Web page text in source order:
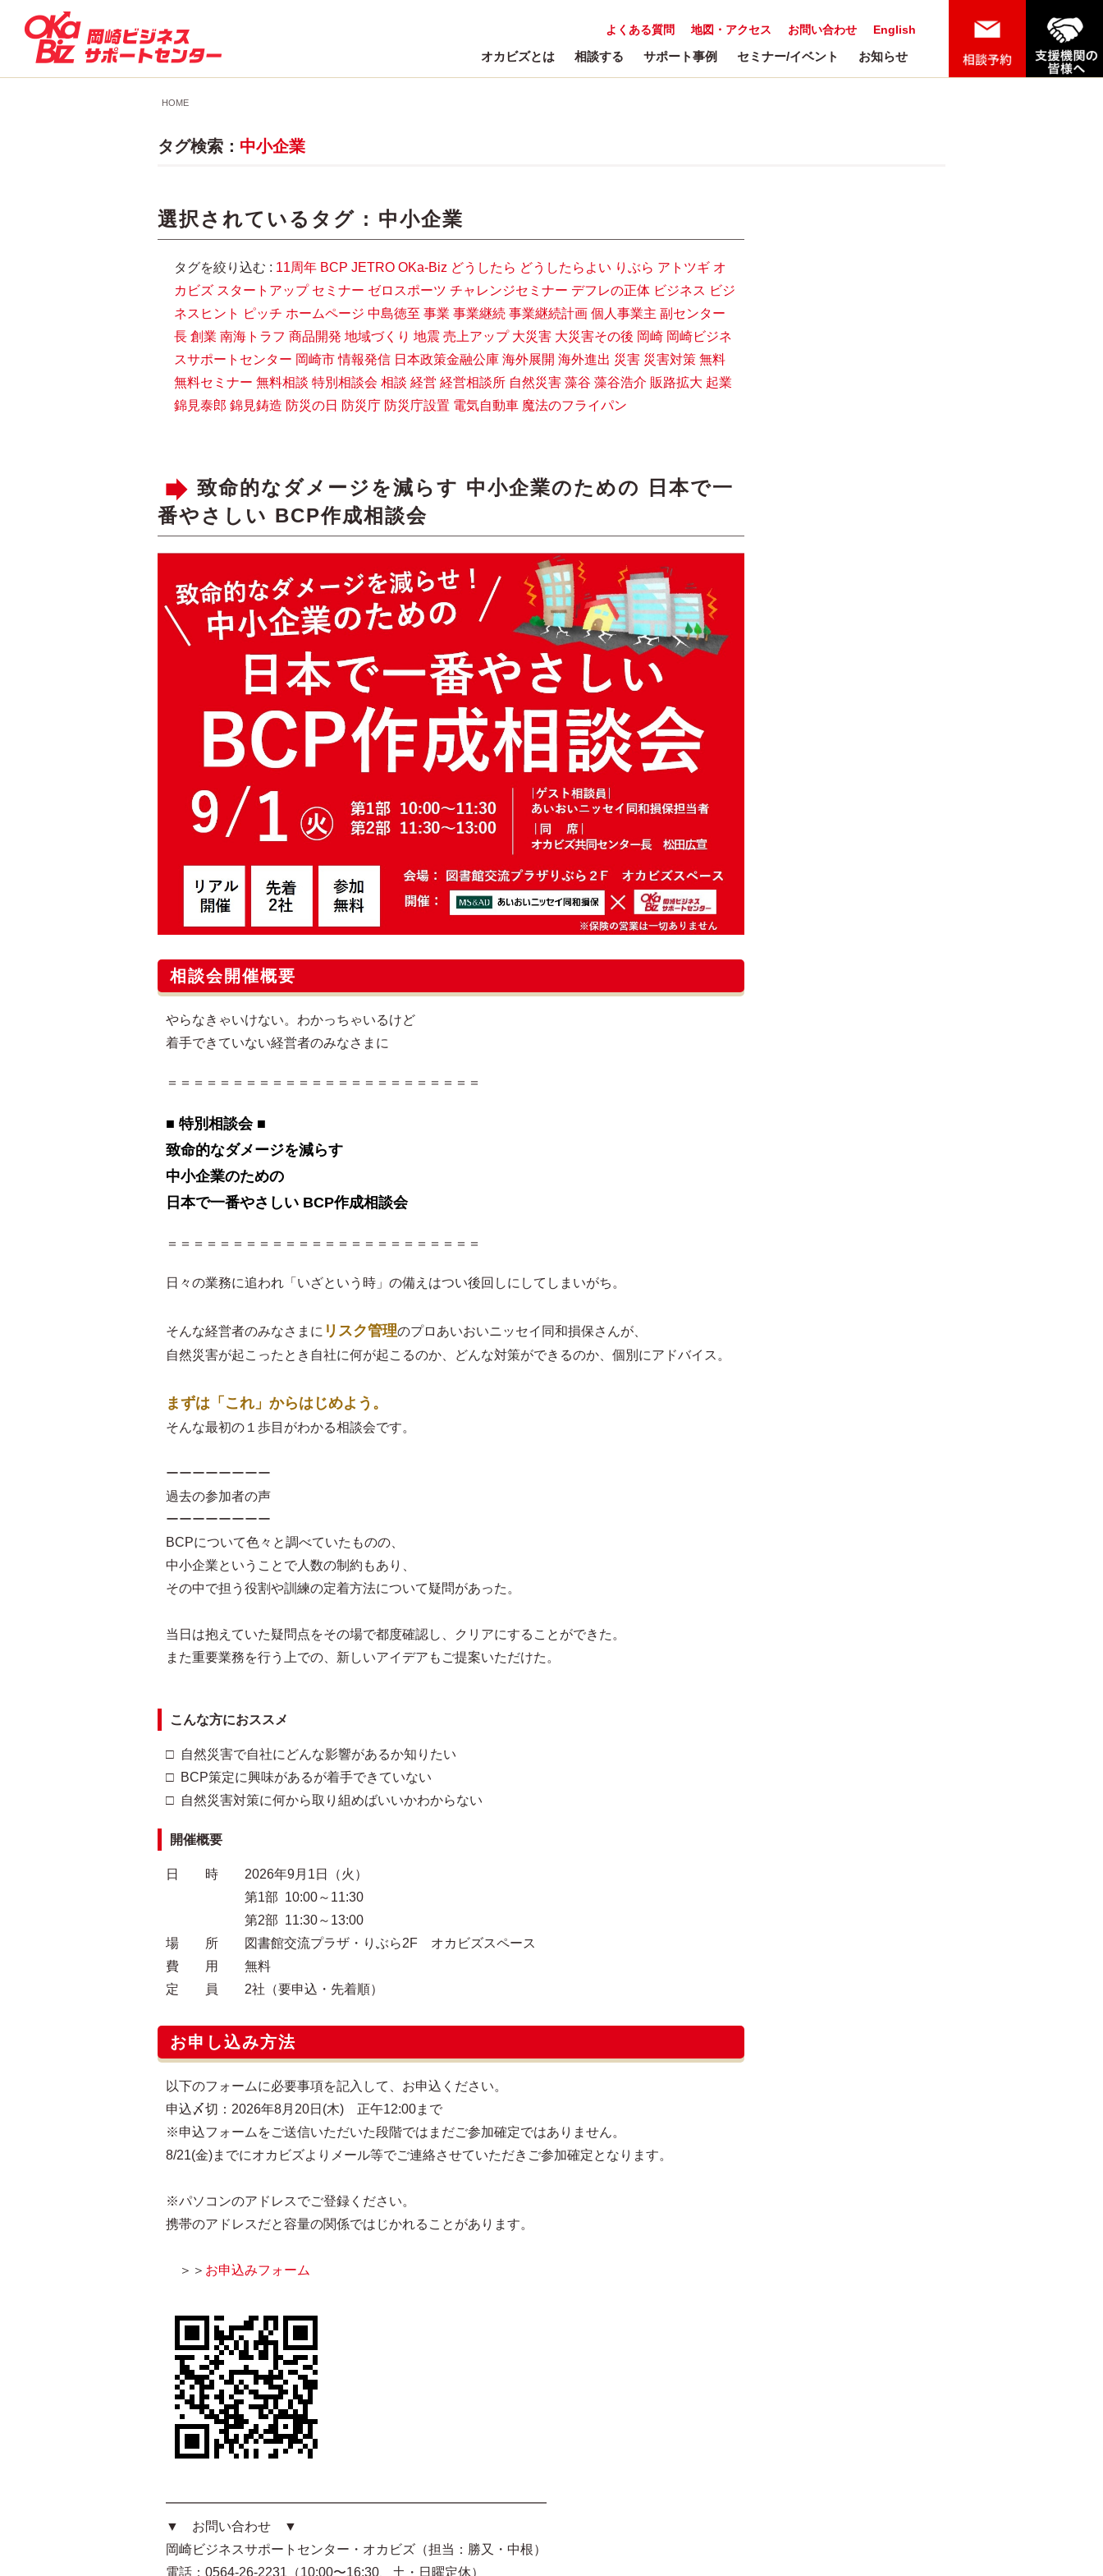
English
お問い合わせ
地図・アクセス
よくある質問
オカビズとは 相談する サポート事例 セミナー/イベント お知らせ
HOME
タグ検索： 中小企業
選択されているタグ : 中小企業
タグを絞り込む : 11周年 BCP JETRO OKa-Biz どうしたら どうしたらよい りぶら アトツギ オ
カビズ スタートアップ セミナー ゼロスポーツ チャレンジセミナー デフレの正体 ビジネス ビジ
ネスヒント
ピッチ ホームページ 中島徳至 事業 事業継続 事業継続計画 個人事業主 副センター
長 創業 南海トラフ 商品開発 地域づくり 地震 売上アップ 大災害 大災害その後 岡崎 岡崎ビジネ
スサポートセンター 岡崎市 情報発信 日本政策金融公庫 海外展開 海外進出 災害 災害対策 無料
無料セミナー 無料相談 特別相談会 相談 経営 経営相談所 自然災害 藻谷 藻谷浩介 販路拡大 起業
錦見泰郎 錦見鋳造 防災の日 防災庁 防災庁設置 電気自動車 魔法のフライパン
致命的なダメージを減らす 中小企業のための 日本で一
番やさしい BCP作成相談会
相談会開催概要
やらなきゃいけない。わかっちゃいるけど
着手できていない経営者のみなさまに
＝＝＝＝＝＝＝＝＝＝＝＝＝＝＝＝＝＝＝＝＝＝＝＝
■ 特別相談会 ■
致命的なダメージを減らす
中小企業のための
日本で一番やさしい BCP作成相談会
＝＝＝＝＝＝＝＝＝＝＝＝＝＝＝＝＝＝＝＝＝＝＝＝
日々の業務に追われ「いざという時」の備えはつい後回しにしてしまいがち。
そんな経営者のみなさまに リスク管理のプロあいおいニッセイ同和損保さんが、
自然災害が起こったとき自社に何が起こるのか、どんな対策ができるのか、個別にアドバイス。
まずは「これ」からはじめよう。
そんな最初の１歩目がわかる相談会です。
ーーーーーーーー
過去の参加者の声
ーーーーーーーー
BCPについて色々と調べていたものの、
中小企業ということで人数の制約もあり、
その中で担う役割や訓練の定着方法について疑問があった。
当日は抱えていた疑問点をその場で都度確認し、クリアにすることができた。
また重要業務を行う上での、新しいアイデアもご提案いただけた。
こんな方におススメ
□ 自然災害で自社にどんな影響があるか知りたい
□ BCP策定に興味があるが着手できていない
□ 自然災害対策に何から取り組めばいいかわからない
開催概要
日 時 2026年9月1日（火）
第1部 10:00～11:30
第2部 11:30～13:00
場 所 図書館交流プラザ・りぶら2F オカビズスペース
費 用 無料
定 員 2社（要申込・先着順）
お申し込み方法
以下のフォームに必要事項を記入して、お申込ください。
申込〆切：2026年8月20日(木) 正午12:00まで
※申込フォームをご送信いただいた段階ではまだご参加確定ではありません。
8/21(金)までにオカビズよりメール等でご連絡させていただきご参加確定となります。
※パソコンのアドレスでご登録ください。
携帯のアドレスだと容量の関係ではじかれることがあります。
＞＞ お申込みフォーム
━━━━━━━━━━━━━━━━━━━━━━━━━━━━━
▼ お問い合わせ ▼
岡崎ビジネスサポートセンター・オカビズ（担当：勝又・中根）
電話：0564-26-2231（10:00〜16:30、土・日曜定休）